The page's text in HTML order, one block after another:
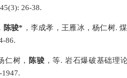
26-38.
陈骏* ，李成孝，王雁冰，杨仁树.
86.
仁树， 陈骏 ，等. 岩石爆破基础理
1947.